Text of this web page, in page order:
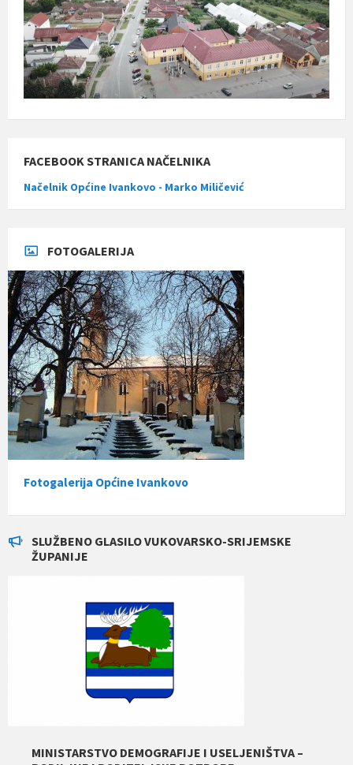
FACEBOOK STRANICA NAČELNIKA
Načelnik Općine Ivankovo - Marko Miličević
FOTOGALERIJA
Fotogalerija Općine Ivankovo
SLUŽBENO GLASILO VUKOVARSKO-SRIJEMSKE
ŽUPANIJE
MINISTARSTVO DEMOGRAFIJE I USELJENIŠTVA –